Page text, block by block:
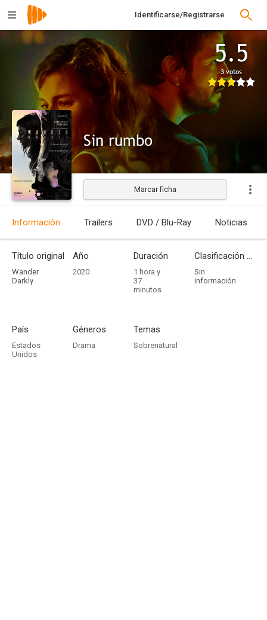
Identificarse/Registrarse
5.5
3 votos
Sin rumbo
Estrenada
Marcar ficha
Información Trailers DVD / Blu-Ray Noticias
Título original
Wander
Darkly
Año
2020
Duración
1 hora y
37
minutos
Clasificación por edades
Sin
información
País
Estados
Unidos
Géneros
Drama
Temas
Sobrenatural